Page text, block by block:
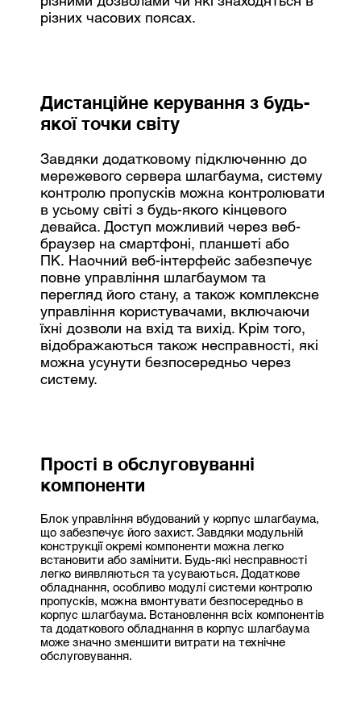
різних часових поясах.
Дистанційне керування з будь-
якої точки світу
Завдяки додатковому підключенню до
мережевого сервера шлагбаума, систему
контролю пропусків можна контролювати
в усьому світі з будь-якого кінцевого
девайса. Доступ можливий через веб-
браузер на смартфоні, планшеті або
ПК. Наочний веб-інтерфейс забезпечує
повне управління шлагбаумом та
перегляд його стану, а також комплексне
управління користувачами, включаючи
їхні дозволи на вхід та вихід. Крім того,
відображаються також несправності, які
можна усунути безпосередньо через
систему.
Прості в обслуговуванні
компоненти
Блок управління вбудований у корпус шлагбаума,
що забезпечує його захист. Завдяки модульній
конструкції окремі компоненти можна легко
встановити або замінити. Будь-які несправності
легко виявляються та усуваються. Додаткове
обладнання, особливо модулі системи контролю
пропусків, можна вмонтувати безпосередньо в
корпус шлагбаума. Встановлення всіх компонентів
та додаткового обладнання в корпус шлагбаума
може значно зменшити витрати на технічне
обслуговування.